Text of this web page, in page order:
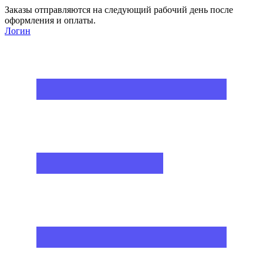
Заказы отправляются на следующий рабочий день после
оформления и оплаты.
Логин